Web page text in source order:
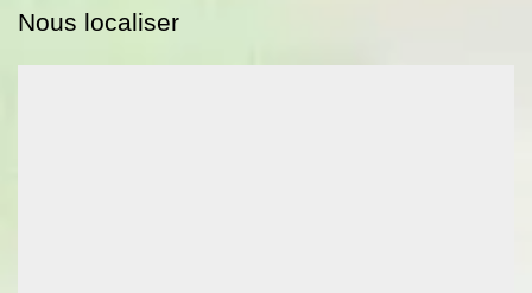
Nous localiser